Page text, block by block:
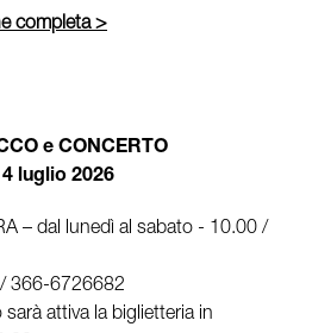
completa >
e CONCERTO
luglio 2026
– dal lunedì al sabato - 10.00 /
366-6726682
attiva la biglietteria in